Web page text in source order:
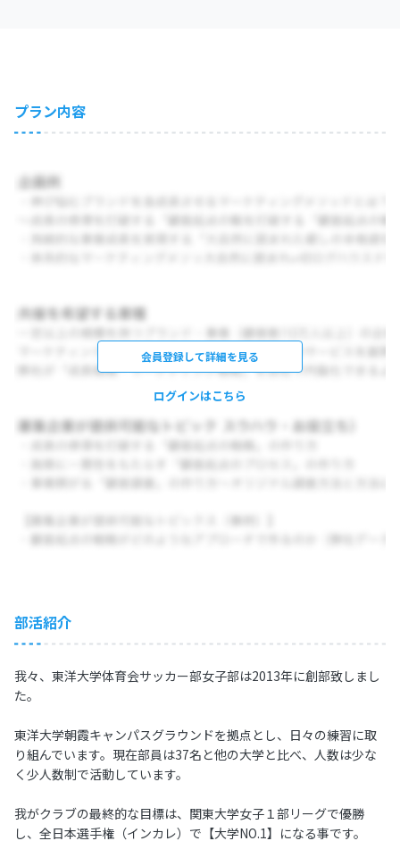
プラン内容
会員登録して詳細を見る
ログインはこちら
部活紹介
我々、東洋大学体育会サッカー部女子部は2013年に創部致しまし
た。
東洋大学朝霞キャンパスグラウンドを拠点とし、日々の練習に取
り組んでいます。現在部員は37名と他の大学と比べ、人数は少な
く少人数制で活動しています。
我がクラブの最終的な目標は、関東大学女子１部リーグで優勝
し、全日本選手権（インカレ）で【大学NO.1】になる事です。